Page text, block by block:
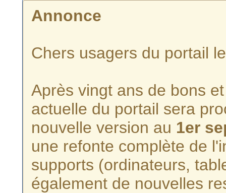
Annonce
Chers usagers du portail
Après vingt ans de bons
actuelle du portail sera
nouvelle version au 1er
une refonte complète de
supports (ordinateurs,
également de nouvelles